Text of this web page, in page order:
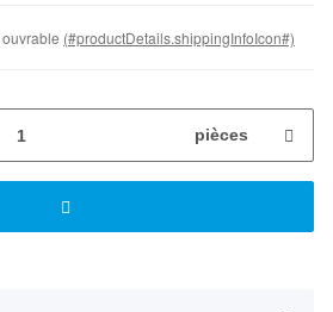
(#productDetails.shippingInfoIcon#)
pièces